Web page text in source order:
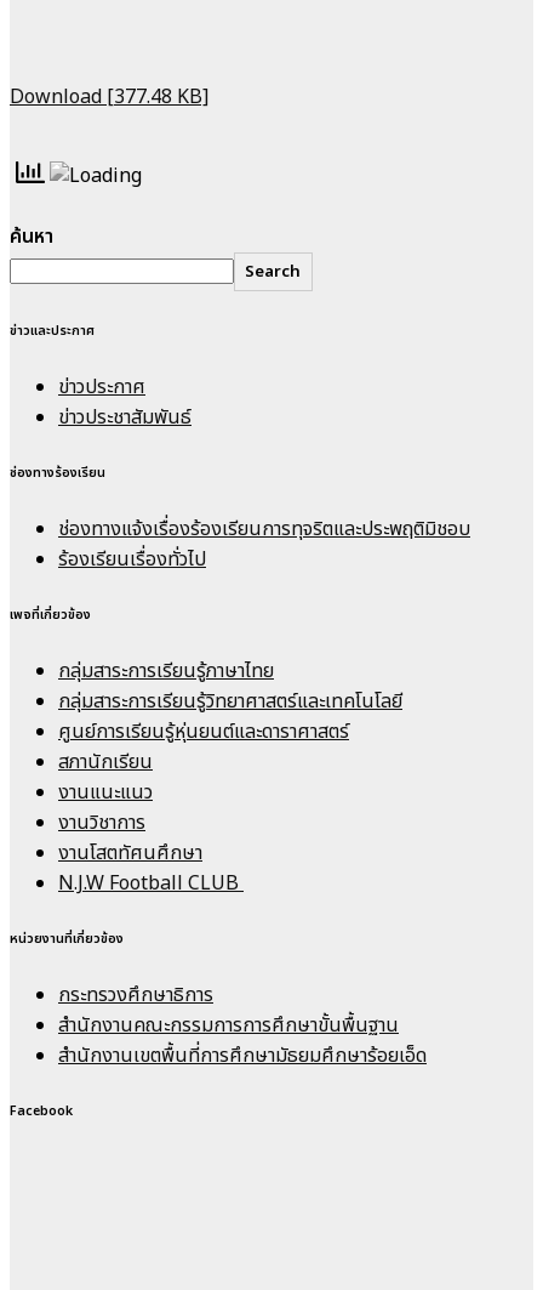
Download [377.48 KB]
ค้นหา
Search
ข่าวและประกาศ
ข่าวประกาศ
ข่าวประชาสัมพันธ์
ช่องทางร้องเรียน
ช่องทางแจ้งเรื่องร้องเรียนการทุจริตและประพฤติมิชอบ
ร้องเรียนเรื่องทั่วไป
เพจที่เกี่ยวข้อง
กลุ่มสาระการเรียนรู้ภาษาไทย
กลุ่มสาระการเรียนรู้วิทยาศาสตร์และเทคโนโลยี
ศูนย์การเรียนรู้หุ่นยนต์และดาราศาสตร์
สภานักเรียน
งานแนะแนว
งานวิชาการ
งานโสตทัศนศึกษา
N.J.W Football CLUB
หน่วยงานที่เกี่ยวข้อง
กระทรวงศึกษาธิการ
สำนักงานคณะกรรมการการศึกษาขั้นพื้นฐาน
สำนักงานเขตพื้นที่การศึกษามัธยมศึกษาร้อยเอ็ด
Facebook